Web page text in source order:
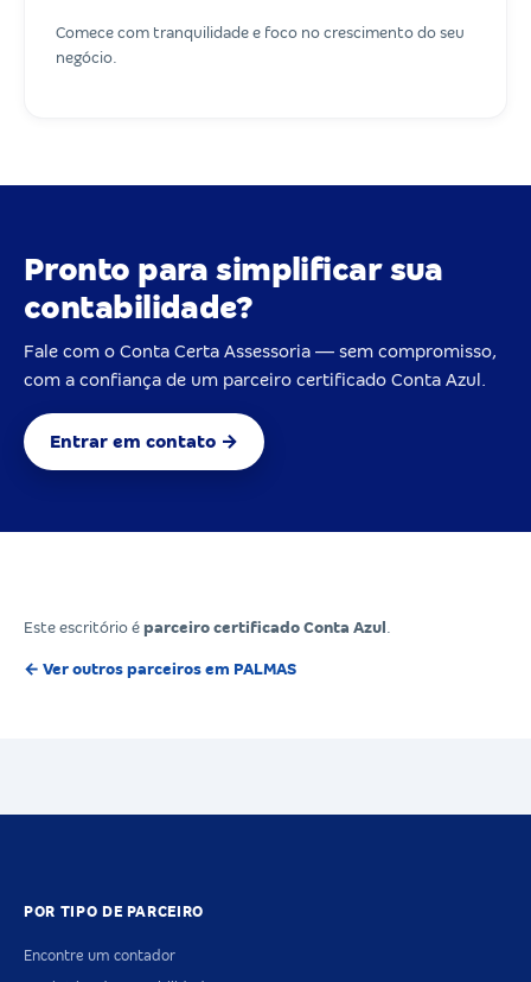
Comece com tranquilidade e foco no crescimento do seu
negócio.
Pronto para simplificar sua
contabilidade?
Fale com o Conta Certa Assessoria — sem compromisso,
com a confiança de um parceiro certificado Conta Azul.
Entrar em contato →
Este escritório é parceiro certificado Conta Azul
← Ver outros parceiros em PALMAS
POR TIPO DE PARCEIRO
Encontre um contador